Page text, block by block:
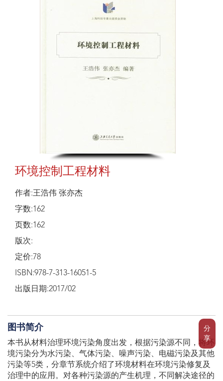
分
享
环境控制工程材料
作者:王浩伟 张亦杰
字数:162
页数:162
版次:
定价:78
ISBN:978-7-313-16051-5
出版日期:2017/02
图书简介
本书从材料治理环境污染角度出发，根据污染源不同，将环
境污染分为水污染、气体污染、噪声污染、电磁污染及其他
污染等5类，分章节系统介绍了环境材料在环境污染修复及
治理中的应用。对各种污染源的产生机理，不同解决途径的